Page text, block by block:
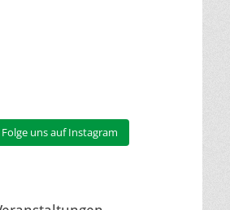
Folge uns auf Instagram